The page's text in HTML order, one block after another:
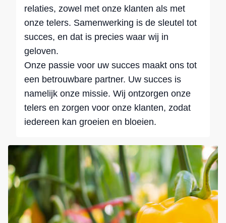
relaties, zowel met onze klanten als met
onze telers. Samenwerking is de sleutel tot
succes, en dat is precies waar wij in
geloven.
Onze passie voor uw succes maakt ons tot
een betrouwbare partner. Uw succes is
namelijk onze missie. Wij ontzorgen onze
telers en zorgen voor onze klanten, zodat
iedereen kan groeien en bloeien.